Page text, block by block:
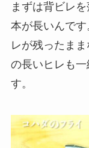
まずは背ビレ
本が長いんで
レが残ったま
の長いヒレも
す。